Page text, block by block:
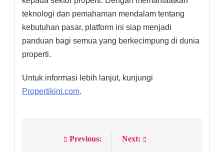
teknologi dan pemahaman mendalam tentang
kebutuhan pasar, platform ini siap menjadi
panduan bagi semua yang berkecimpung di dunia
properti.
Untuk informasi lebih lanjut, kunjungi
Propertikini.com.
Previous: Next: